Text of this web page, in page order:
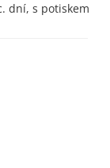
dní, s potiskem